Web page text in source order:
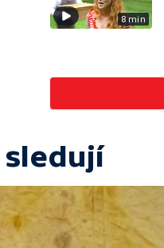
8 min
sledují